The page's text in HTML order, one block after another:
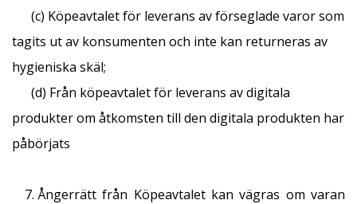
(c) Köpeavtalet för leverans av förseglade varor som
tagits ut av konsumenten och inte kan returneras av
hygieniska skäl;
(d) Från köpeavtalet för leverans av digitala
produkter om åtkomsten till den digitala produkten har
påbörjats
Ångerrätt från Köpeavtalet kan vägras om varan